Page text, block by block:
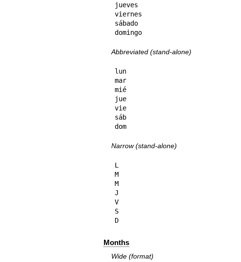
jueves
viernes
sábado
domingo
Abbreviated (stand-alone)
lun
mar
mié
jue
vie
sáb
dom
Narrow (stand-alone)
L
M
M
J
V
S
D
Months
Wide (format)